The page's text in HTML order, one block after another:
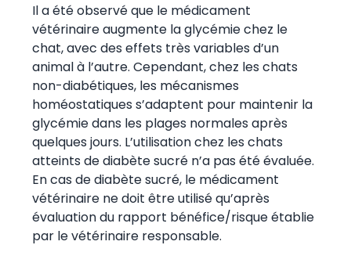
Il a été observé que le médicament
vétérinaire augmente la glycémie chez le
chat, avec des effets très variables d’un
animal à l’autre. Cependant, chez les chats
non-diabétiques, les mécanismes
homéostatiques s’adaptent pour maintenir la
glycémie dans les plages normales après
quelques jours. L’utilisation chez les chats
atteints de diabète sucré n’a pas été évaluée.
En cas de diabète sucré, le médicament
vétérinaire ne doit être utilisé qu’après
évaluation du rapport bénéfice/risque établie
par le vétérinaire responsable.